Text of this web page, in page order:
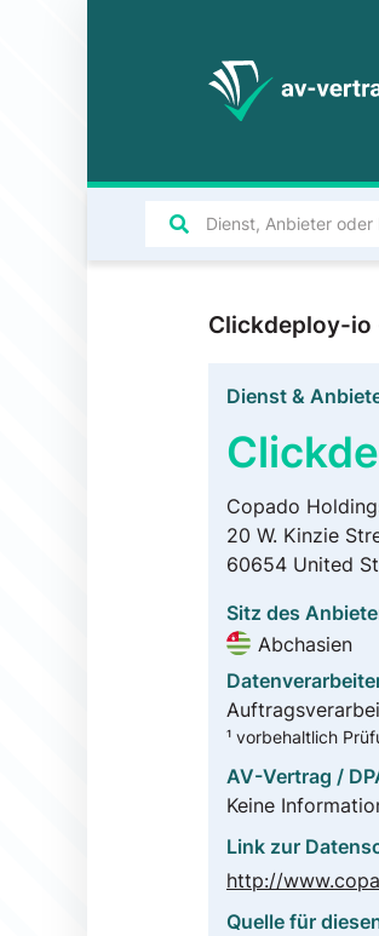
Clickdeploy-io
Dienst &
Copado
20 W. Kinzie
60654 United
Sitz des
Abchasien
¹ vorbehaltlich
AV-Vertrag /
Keine
Link zur
Quelle für